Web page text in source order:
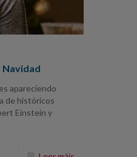
Navidad
apareciendo
de históricos
Einstein y